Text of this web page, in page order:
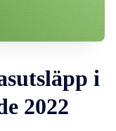
i
2022